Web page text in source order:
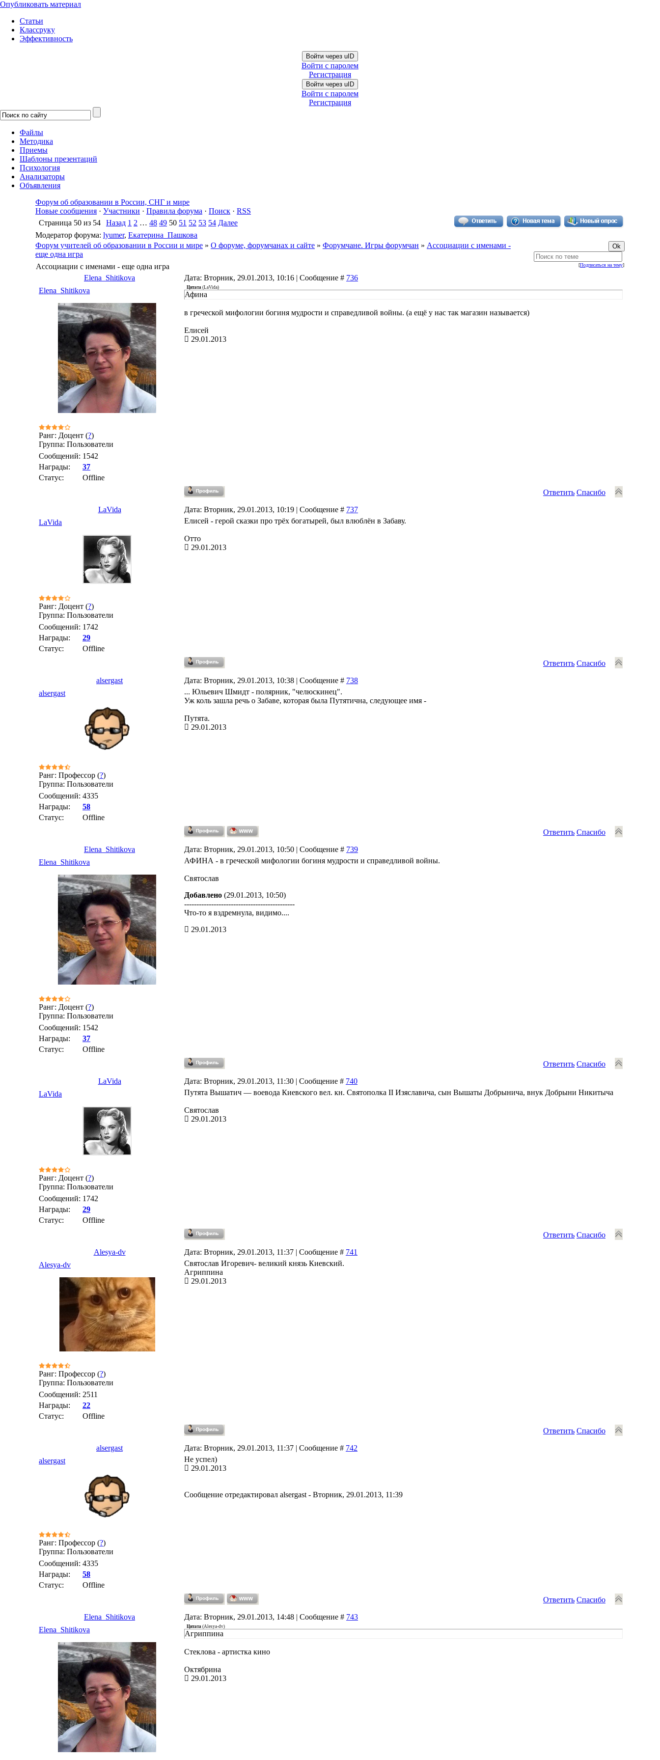
Опубликовать материал
Статьи
Классруку
Эффективность
Войти через uID
Войти с паролем
Регистрация
Войти через uID
Войти с паролем
Регистрация
Файлы
Методика
Приемы
Шаблоны презентаций
Психология
Анализаторы
Объявления
Форум об образовании в России, СНГ и мире
Новые сообщения · Участники · Правила форума · Поиск · RSS
Страница 50 из 54 Назад 1 2 … 48 49 50 51 52 53 54 Далее
Модератор форума: lyumer, Екатерина_Пашкова
Форум учителей об образовании в России и мире » О форуме, форумчанах и сайте » Форумчане. Игры форумчан » Ассоциации с именами -
еще одна игра
[Подписаться на тему]
Ассоциации с именами - еще одна игра
Elena_Shitikova
Дата: Вторник, 29.01.2013, 10:16 | Сообщение # 736
Elena_Shitikova
Ранг: Доцент (?)
Группа: Пользователи
Сообщений: 1542
Награды:
37
Статус:
Offline
Цитата (LaVida)
Афина
в греческой мифологии богиня мудрости и справедливой войны. (а ещё у нас так магазин называется)
Елисей
29.01.2013
Ответить Спасибо
LaVida Дата: Вторник, 29.01.2013, 10:19 | Сообщение # 737
LaVida
Ранг: Доцент (?)
Группа: Пользователи
Сообщений: 1742
Награды:
29
Статус:
Offline
Елисей - герой сказки про трёх богатырей, был влюблён в Забаву.
Отто
29.01.2013
Ответить Спасибо
alsergast Дата: Вторник, 29.01.2013, 10:38 | Сообщение # 738
alsergast
Ранг: Профессор (?)
Группа: Пользователи
Сообщений: 4335
Награды:
58
Статус:
Offline
... Юльевич Шмидт - полярник, "челюскинец".
Уж коль зашла речь о Забаве, которая была Путятична, следующее имя -
Путята.
29.01.2013
Ответить Спасибо
Elena_Shitikova Дата: Вторник, 29.01.2013, 10:50 | Сообщение # 739
Elena_Shitikova
Ранг: Доцент (?)
Группа: Пользователи
Сообщений: 1542
Награды:
37
Статус:
Offline
АФИНА - в греческой мифологии богиня мудрости и справедливой войны.
Святослав
Добавлено (29.01.2013, 10:50)
---------------------------------------------
Что-то я вздремнула, видимо....
29.01.2013
Ответить Спасибо
LaVida Дата: Вторник, 29.01.2013, 11:30 | Сообщение # 740
LaVida
Ранг: Доцент (?)
Группа: Пользователи
Сообщений: 1742
Награды:
29
Статус:
Offline
Путята Вышатич — воевода Киевского вел. кн. Святополка II Изяславича, сын Вышаты Добрынича, внук Добрыни Никитыча
Святослав
29.01.2013
Ответить Спасибо
Alesya-dv Дата: Вторник, 29.01.2013, 11:37 | Сообщение # 741
Alesya-dv
Ранг: Профессор (?)
Группа: Пользователи
Сообщений: 2511
Награды:
22
Статус:
Offline
Святослав Игоревич- великий князь Киевский.
Агриппина
29.01.2013
Ответить Спасибо
alsergast Дата: Вторник, 29.01.2013, 11:37 | Сообщение # 742
alsergast
Ранг: Профессор (?)
Группа: Пользователи
Сообщений: 4335
Награды:
58
Статус:
Offline
Не успел)
29.01.2013
Сообщение отредактировал alsergast - Вторник, 29.01.2013, 11:39
Ответить Спасибо
Elena_Shitikova Дата: Вторник, 29.01.2013, 14:48 | Сообщение # 743
Elena_Shitikova
Цитата (Alesya-dv)
Агриппина
Стеклова - артистка кино
Октябрина
29.01.2013